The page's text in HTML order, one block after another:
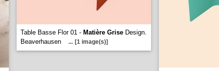
Table Basse Flor 01 - Matière Grise Design.
Beaverhausen
... [1 image(s)]